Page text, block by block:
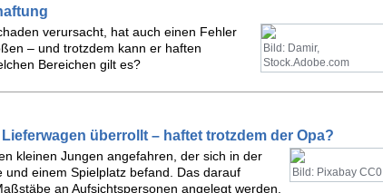
Bild: Damir,
Stock.Adobe.com
verursacht, hat auch einen Fehler
– und trotzdem kann er haften
Bereichen gilt es?
überrollt – haftet trotzdem der Opa?
Bild: Pixabay CC0
kleinen Jungen angefahren, der sich in der
einem Spielplatz befand. Das darauf
an Aufsichtspersonen angelegt werden.